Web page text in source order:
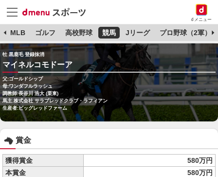
dメニュー
MLB ゴルフ 高校野球 競馬 Jリーグ プロ野球（2軍）
牡 黒鹿毛 登録抹消
マイネルコモドーア
父:ゴールドシップ
母:ワンダフルラッシュ
調教師:長谷川 浩大 (栗東)
馬主:株式会社 サラブレッドクラブ・ラフィアン
生産者:ビッグレッドファーム
賞金
獲得賞金
580万円
本賞金
580万円